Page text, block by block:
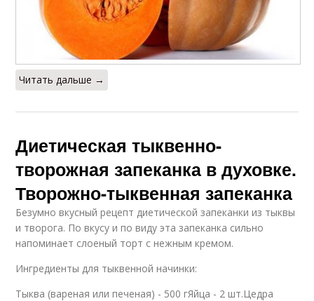
Читать дальше →
Диетическая тыквенно-
творожная запеканка в духовке.
Творожно-тыквенная запеканка
Безумно вкусный рецепт диетической запеканки из тыквы
и творога. По вкусу и по виду эта запеканка сильно
напоминает слоеный торт с нежным кремом.
Ингредиенты для тыквенной начинки:
Тыква (вареная или печеная) - 500 гЯйца - 2 шт.Цедра